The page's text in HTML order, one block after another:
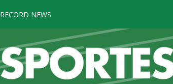
RECORD NEWS